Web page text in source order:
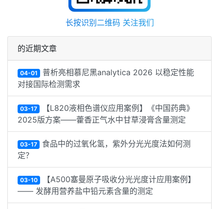
长按识别二维码 关注我们
的近期文章
04-01 普析亮相慕尼黑analytica 2026 以稳定性能
对接国际检测需求
03-17 【L820液相色谱仪应用案例】《中国药典》
2025版方案——藿香正气水中甘草浸膏含量测定
03-17 食品中的过氧化氢，紫外分光光度法如何测
定？
03-10 【A500塞曼原子吸收分光光度计应用案例】
—— 发酵用营养盐中铅元素含量的测定